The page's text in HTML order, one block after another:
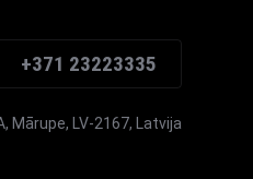
+371 23223335
Mārupe, LV-2167, Latvija